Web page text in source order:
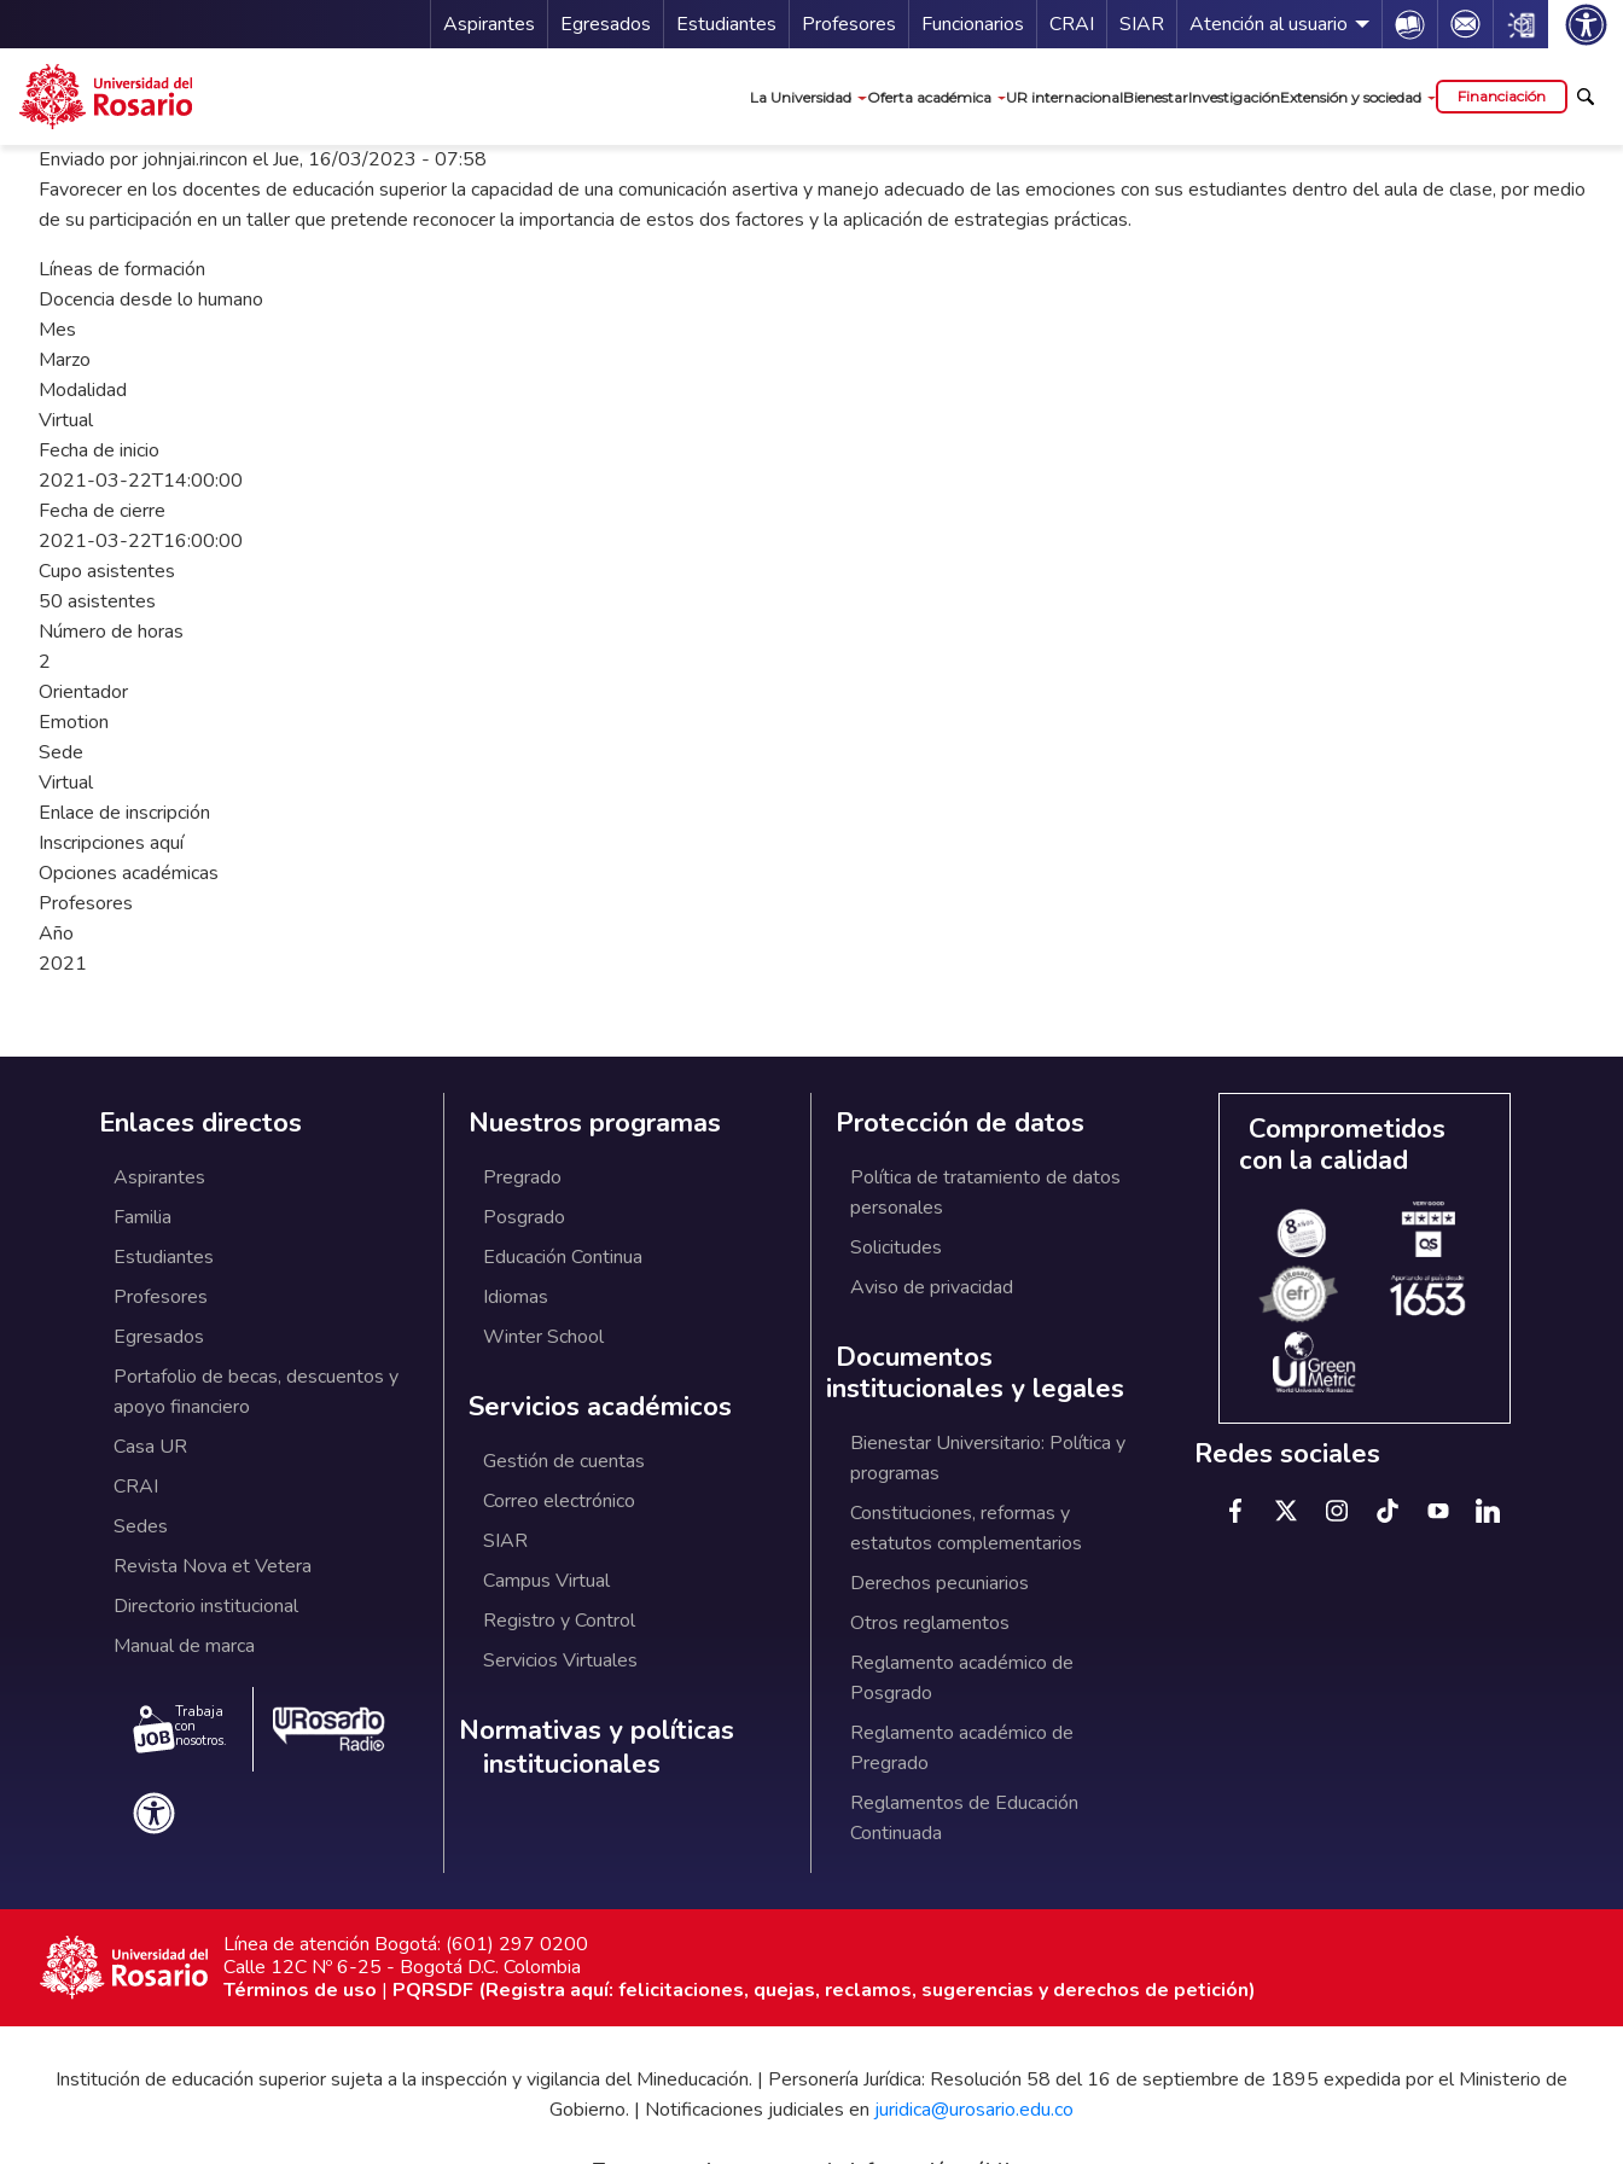
Pasar al contenido principal
Menu Secundario
Aspirantes Egresados Estudiantes Profesores Funcionarios Guía de servicios
CRAI SIAR Atención al usuario Icon Icon Icon
La Universidad Oferta académica UR internacionalBienestarInvestigaciónExtensión y sociedad Financiación
Enviado por johnjai.rincon elJue, 16/03/2023 - 07:58
Favorecer en los docentes de educación superior la capacidad de una comunicación asertiva y manejo adecuado de las emociones con sus estudiantes dentro del aula de clase, por medio
de su participación en un taller que pretende reconocer la importancia de estos dos factores y la aplicación de estrategias prácticas.
Líneas de formación
Docencia desde lo humano
Mes
Marzo
Modalidad
Virtual
Fecha de inicio
2021-03-22T14:00:00
Fecha de cierre
2021-03-22T16:00:00
Cupo asistentes
50 asistentes
Número de horas
2
Orientador
Emotion
Sede
Virtual
Enlace de inscripción
Inscripciones aquí
Opciones académicas
Profesores
Año
2021
Enlaces directos
Aspirantes
Familia
Estudiantes
Profesores
Egresados
Portafolio de becas, descuentos y
apoyo financiero
Casa UR
CRAI
Sedes
Revista Nova et Vetera
Directorio institucional
Manual de marca
Trabaja
con
nosotros.
Nuestros programas
Pregrado
Posgrado
Educación Continua
Idiomas
Winter School
Servicios académicos
Gestión de cuentas
Correo electrónico
SIAR
Campus Virtual
Registro y Control
Servicios Virtuales
Normativas y políticas institucionales
Normativas y políticas
institucionales
Protección de datos
Política de tratamiento de datos
personales
Solicitudes
Aviso de privacidad
Documentos
institucionales y legales
Bienestar Universitario: Política y
programas
Constituciones, reformas y
estatutos complementarios
Derechos pecuniarios
Otros reglamentos
Reglamento académico de
Posgrado
Reglamento académico de
Pregrado
Reglamentos de Educación
Continuada
Comprometidos
con la calidad
Redes sociales
Línea de atención Bogotá: (601) 297 0200
Calle 12C Nº 6-25 - Bogotá D.C. Colombia
Términos de uso | PQRSDF (Registra aquí: felicitaciones, quejas, reclamos, sugerencias y derechos de petición)
Institución de educación superior sujeta a la inspección y vigilancia del Mineducación. | Personería Jurídica: Resolución 58 del 16 de septiembre de 1895 expedida por el Ministerio de
Gobierno. | Notificaciones judiciales en juridica@urosario.edu.co